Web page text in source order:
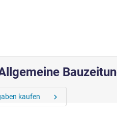
kaufen chevron_right